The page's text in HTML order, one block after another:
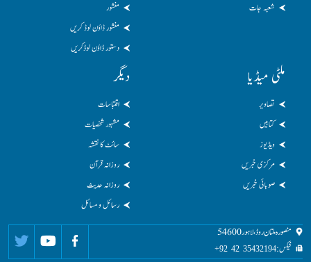
شعبہ جات
منشور
منشور ڈاؤن لوڈ کریں
دستور ڈاؤن لوڈکریں
ملٹی میڈیا
تصاویر
کتابیں
ویڈیوز
مرکزی خبریں
صوبائی خبریں
دیگر
اقتباسات
مشہور شخصیات
سائٹ کا نقشہ
روزانہ قرآن
روزانہ حدیث
رسائل و مسائل
منصورہ ملتان روڈ، لاہور 54600
فیکس:35432194 42 92+